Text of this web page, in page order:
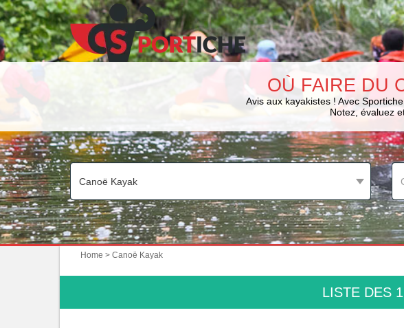
OÙ FAIRE DU
Avis aux kayakistes ! Avec
Notez, évaluez
Home > Canoë Kayak
LISTE DES